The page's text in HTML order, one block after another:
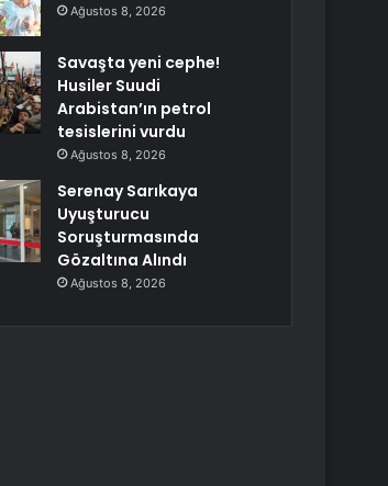
Ağustos 8, 2026
Savaşta yeni cephe!
Husiler Suudi
Arabistan’ın petrol
tesislerini vurdu
Ağustos 8, 2026
Serenay Sarıkaya
Uyuşturucu
Soruşturmasında
Gözaltına Alındı
Ağustos 8, 2026